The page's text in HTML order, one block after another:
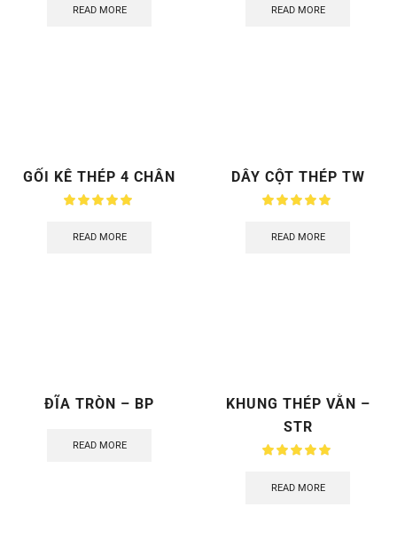
READ MORE READ MORE
GỐI KÊ THÉP 4 CHÂN
READ MORE
DÂY CỘT THÉP TW
READ MORE
ĐĨA TRÒN – BP
READ MORE
KHUNG THÉP VẰN –
STR
READ MORE